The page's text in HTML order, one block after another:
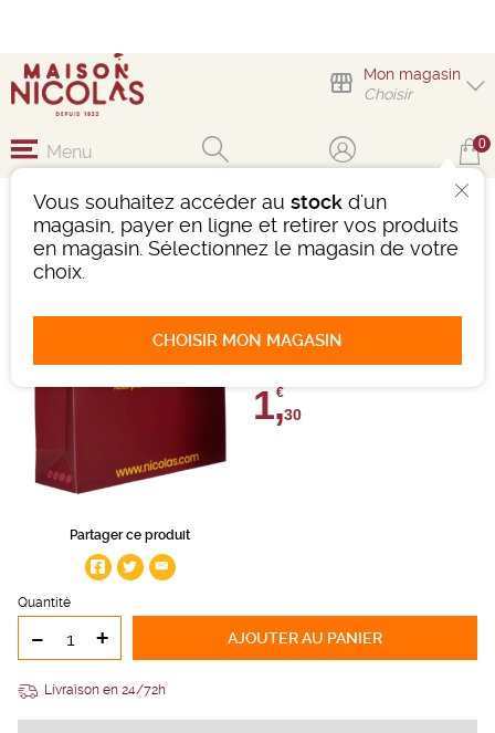
Mon magasin
Choisir
Vous souhaitez accéder au stock d'un
magasin, payer en ligne et retirer vos produits
en magasin. Sélectionnez le magasin de votre
choix.
CHOISIR MON MAGASIN
Menu 0
Partager ce produit
SAKEBOX 3
BOUTEILLES
0 avis
1,
€
30
Quantité
- + AJOUTERAU PANIER
Livraison en 24/72h